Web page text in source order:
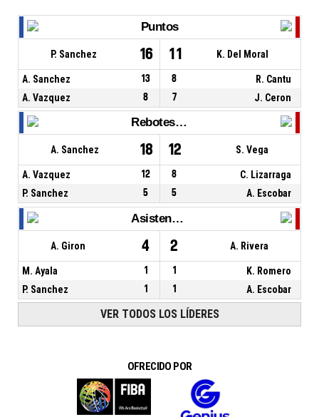
Puntos
P. Sanchez 16 11 K. Del Moral
A. Sanchez 13 8
R. Cantu
A. Vazquez
8 7 J. Ceron
Rebotes Totales
A. Sanchez 18 12 S. Vega
A. Vazquez 12 8
C. Lizarraga
P. Sanchez
5 5 A. Escobar
Asistencias
A. Giron 4 2 A. Rivera
M. Ayala 1 1
K. Romero
P. Sanchez
1 1 A. Escobar
VER TODOS LOS LÍDERES
OFRECIDO POR